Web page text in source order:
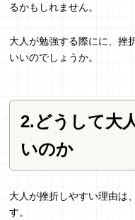
るかもしれません。
大人が勉強する際にに、挫
いいのでしょうか。
2.どうして大
いのか
大人が挫折しやすい理由は
す。